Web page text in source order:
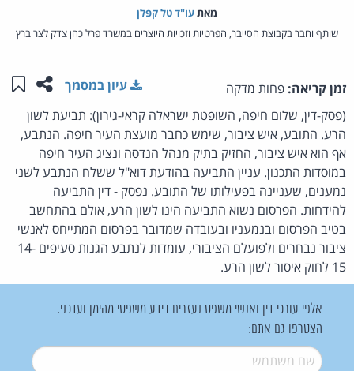
מאת‏עו"ד טל קפלן
שותף וחבר בקבוצת הסייבר, הפרטיות וזכויות היוצרים במשרד פרל כהן צדק לצר ברץ
זמן קריאה: פחות מדקה שתפו
עיון במסמך
(פסק-דין, שלום חיפה, השופטת ישראלה קראי-גירון): תביעת לשון
הרע. התובע, איש ציבור, שימש כחבר מועצת העיר חיפה. הנתבע,
אף הוא איש ציבור, החזיק בתיק מנהל הנדסה ונציג העיר חיפה
במוסדות התכנון. עניין התביעה בהודעת דוא"ל ששלח הנתבע לשני
נמענים, שעניינה בפעילותו של התובע. נפסק - דין התביעה
להידחות. הפרסום נשוא התביעה הינו לשון הרע, אולם בהתחשב
בטיב הפרסום ובנמעניו ובעובדה שמדובר בפרסום המתייחס לאנשי
ציבור נבחרים ולפועלם הציבורי, עומדות לנתבע הגנות סעיפים 14-
15 לחוק איסור לשון הרע.
אלפי עורכי דין ואנשי משפט נעזרים בידע משפטי מהימן ועדכני.
הצטרפו גם אתם:
שם משתמש*